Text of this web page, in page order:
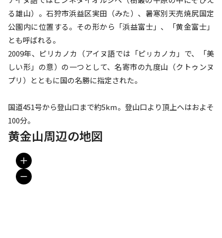
る雄山）。石狩市浜益区実田（みた）、暑寒別天売焼尻国定
公園内に位置する。その形から「浜益富士」、「黄金富士」
とも呼ばれる。
2009年、ピリカノカ（アイヌ語では「ピㇼカノカ」で、「美
しい形」の意）の一つとして、名寄市の九度山（クトゥンヌ
プリ）とともに国の名勝に指定された。
国道451号から登山口まで約5km。登山口より頂上へはおよそ
100分。
黄金山周辺の地図